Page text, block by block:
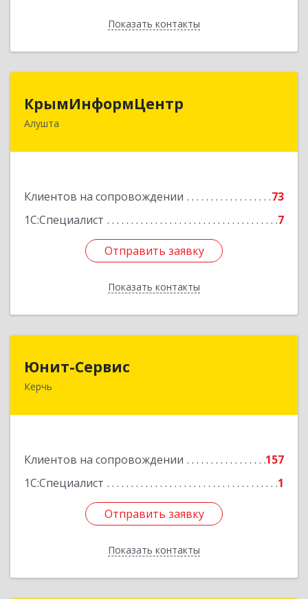
Показать контакты
Назад
КрымИнформЦентр
Алушта
Клиентов на сопровождении
73
1С:Специалист
7
Отправить заявку
Показать контакты
298500, Крым Респ, Алушта г, Горького ул, дом
Отправить заявку
Назад
Юнит-Сервис
Керчь
Клиентов на сопровождении
157
1С:Специалист
1
Отправить заявку
Показать контакты
298300, Крым Респ, Керчь г, Кооперативный
Отправить заявку
Назад